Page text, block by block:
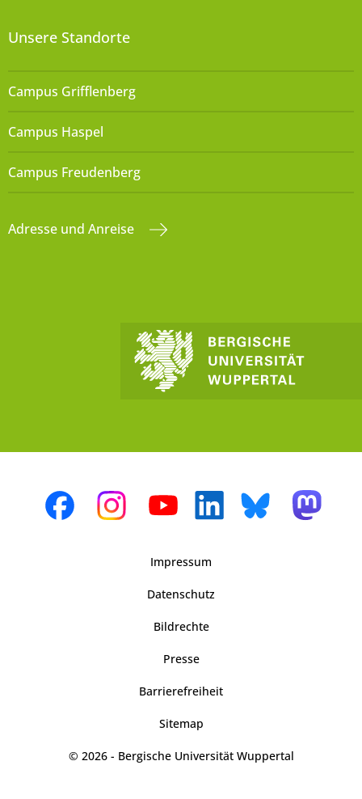
Unsere Standorte
Campus Grifflenberg
Campus Haspel
Campus Freudenberg
Adresse und Anreise
Impressum
Datenschutz
Bildrechte
Presse
Barrierefreiheit
Sitemap
© 2026 - Bergische Universität Wuppertal